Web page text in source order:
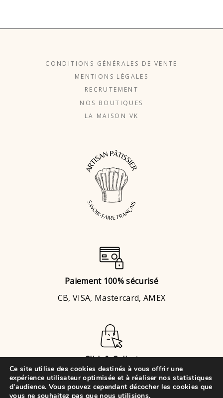
CONDITIONS GÉNÉRALES DE VENTE
MENTIONS LÉGALES
RECRUTEMENT
NOS BOUTIQUES
LA MAISON VK
Paiement 100% sécurisé
CB, VISA, Mastercard, AMEX
Click & Collect
BrignaisouChaponost
Ce site utilise des cookies destinés à vous offrir une
expérience utilisateur optimisée et à réaliser nos statistiques
d'audience. Vous pouvez cependant décocher les cookies que
vous ne souhaitez pas que nous utilisions.